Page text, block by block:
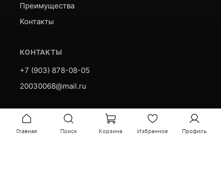
Преимущества
Контакты
КОНТАКТЫ
+7 (903) 878-08-05
20030068@mail.ru
© 2026 Этикетка37
Главная Поиск Корзина Избранное Профиль